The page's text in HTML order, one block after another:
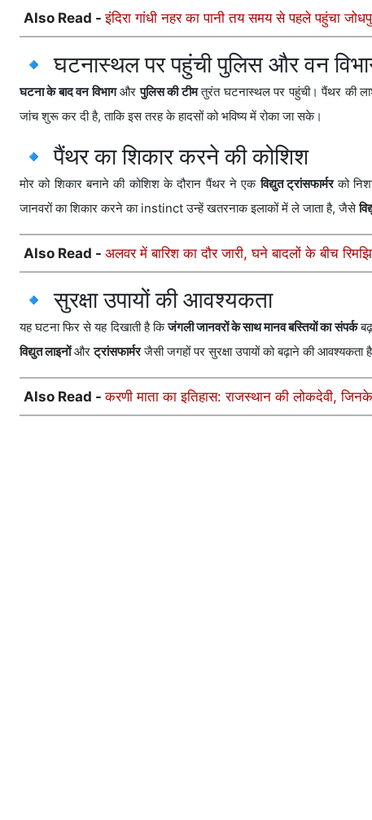
Also Read -इंदिरा गांधी नहर का पानी तय समय से पहले पहुंचा
🔹 घटनास्थल पर पहुंची पुलिस और वन
घटना के बाद वन विभागऔरपुलिस की टीमतुरंत घटनास्थल पर पहुंची। पैंथर की
जांच शुरू कर दी है, ताकि इस तरह के हादसों को भविष्य में रोका जा सके।
🔹 पैंथर का शिकार करने की कोशिश
मोर को शिकार बनाने की कोशिश के दौरान पैंथर ने एकविद्युत ट्रांसफार्मरको
जानवरों का शिकार करने का instinct उन्हें खतरनाक इलाकों में ले जाता है, जैसे
Also Read - अलवर में बारिश का दौर जारी, घने बादलों के बीच
🔹 सुरक्षा उपायों की आवश्यकता
यह घटना फिर से यह दिखाती है किजंगली जानवरों के साथ मानव बस्तियों का संपर्क
विद्युत लाइनोंऔरट्रांसफार्मरजैसी जगहों पर सुरक्षा उपायों को बढ़ाने की
Also Read -करणी माता का इतिहास: राजस्थान की लोकदेवी,